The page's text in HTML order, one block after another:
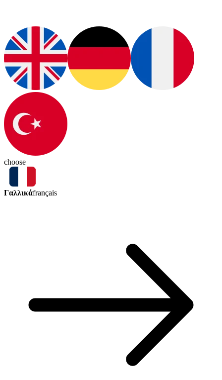
choose
Γαλλικάfrançais